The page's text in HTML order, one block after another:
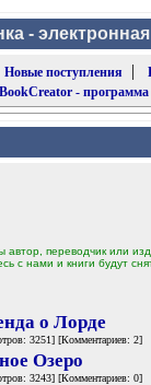
-
Новые поступления |
-
автор, переводчик или
с нами и книги будут
о Лорде
3251] [Комментариев: 2]
Озеро
3243] [Комментариев: 0]